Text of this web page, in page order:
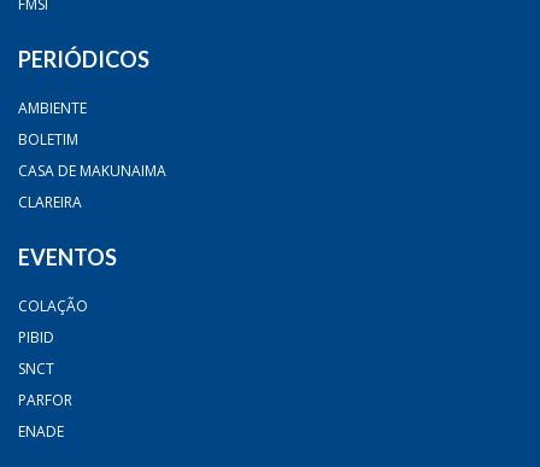
PERIÓDICOS
AMBIENTE
BOLETIM
CASA DE MAKUNAIMA
CLAREIRA
EVENTOS
COLAÇÃO
PIBID
SNCT
PARFOR
ENADE